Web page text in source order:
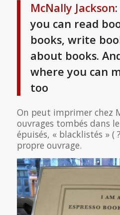
McNally Jackson
you can read
books, write
about books.
where you can
too
On peut imprimer chez
ouvrages tombés dans
épuisés, « blacklistés » (
propre ouvrage.